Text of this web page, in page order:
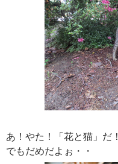
あ！やた！「花と猫」だ！
でもだめだよぉ・・